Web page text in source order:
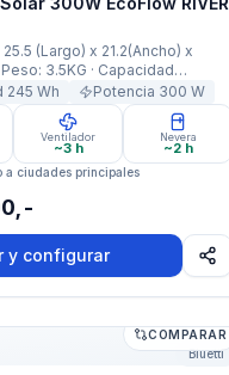
100-120V(50Hz/60Hz) · 1
60W Max 5/9/12/15/20V, 3A · 2
12W, 5V, 2.4A por puerto · 1
de Automovil: 100W, 12.6V, 8A
(Largo) x 21.2(Ancho) x
Peso: 3.5KG · Capacidad
· Capacidad
mAh (245Wh / 12,6V) ·
Nominal / 600W X-Boost ·
245 Wh Potencia 300 W
Ventilador
~3 h
Nevera
~2 h
a ciudades principales
y configurar
Panel700W Bluetti AC50P
Bluetti
COMPARAR